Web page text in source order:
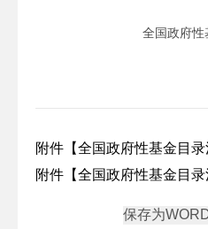
全国政府性
附件【全国政府性基金目
附件【全国政府性基金目